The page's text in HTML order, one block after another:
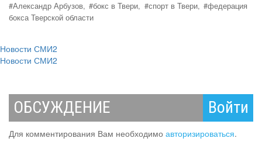
#Александр Арбузов, #бокс в Твери, #спорт в Твери, #федерация
бокса Тверской области
Новости СМИ2
Новости СМИ2
ОБСУЖДЕНИЕ Войти
Для комментирования Вам необходимо авторизироваться.